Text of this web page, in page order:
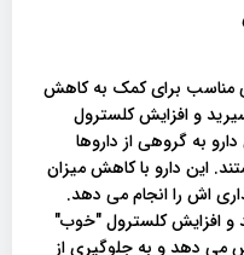
مناسب برای کمک به کاهش
و افزایش کلسترول
به گروهی از داروها
این دارو با کاهش میزان
اش را انجام می دهد.
و افزایش کلسترول "خوب"
می دهد و به جلوگیری از